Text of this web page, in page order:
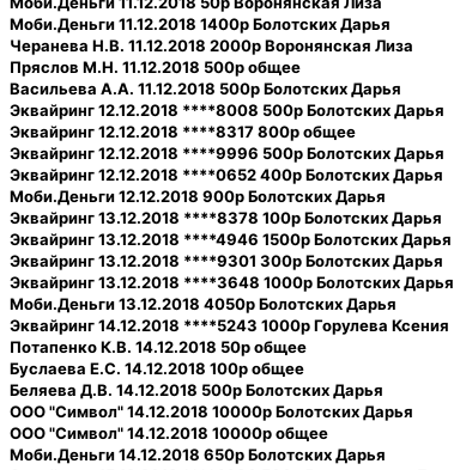
Моби.Деньги 11.12.2018 1400р Болотских Дарья
Черанева Н.В. 11.12.2018 2000р Воронянская Лиза
Пряслов М.Н. 11.12.2018 500р общее
Васильева А.А. 11.12.2018 500р Болотских Дарья
Эквайринг 12.12.2018 ****8008 500р Болотских Дарья
Эквайринг 12.12.2018 ****8317 800р общее
Эквайринг 12.12.2018 ****9996 500р Болотских Дарья
Эквайринг 12.12.2018 ****0652 400р Болотских Дарья
Моби.Деньги 12.12.2018 900р Болотских Дарья
Эквайринг 13.12.2018 ****8378 100р Болотских Дарья
Эквайринг 13.12.2018 ****4946 1500р Болотских Дарья
Эквайринг 13.12.2018 ****9301 300р Болотских Дарья
Эквайринг 13.12.2018 ****3648 1000р Болотских Дарья
Моби.Деньги 13.12.2018 4050р Болотских Дарья
Эквайринг 14.12.2018 ****5243 1000р Горулева Ксения
Потапенко К.В. 14.12.2018 50р общее
Буслаева Е.С. 14.12.2018 100р общее
Беляева Д.В. 14.12.2018 500р Болотских Дарья
ООО "Символ" 14.12.2018 10000р Болотских Дарья
ООО "Символ" 14.12.2018 10000р общее
Моби.Деньги 14.12.2018 650р Болотских Дарья